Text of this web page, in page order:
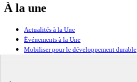
À la une
Actualités à la Une
Événements à la Une
Mobiliser pour le développement durable